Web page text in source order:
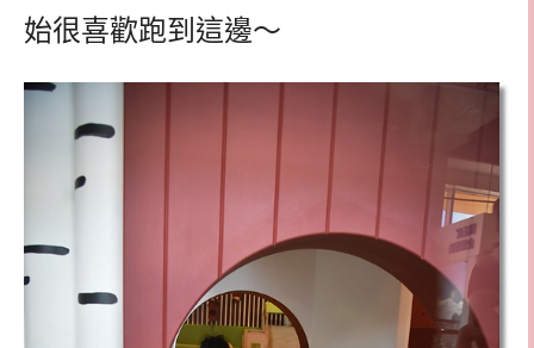
始很喜歡跑到這邊～